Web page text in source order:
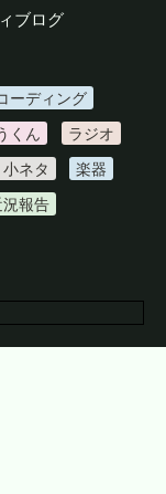
ブログ
ーディング
くん
ラジオ
小ネタ
楽器
況報告